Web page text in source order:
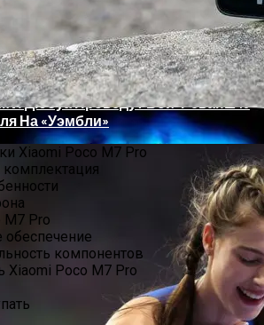
Прораба — Информационный
Портал
Дома С Верандой И Террасой +
Z38c — Обзор 38-Дюймового
И Ультраширокого
И Дюбуа Проведут Бой-Реванш 19
На «Уэмбли»
Xiaomi Poco M7 Pro
Pro
компонентов
Xiaomi Poco M7 Pro